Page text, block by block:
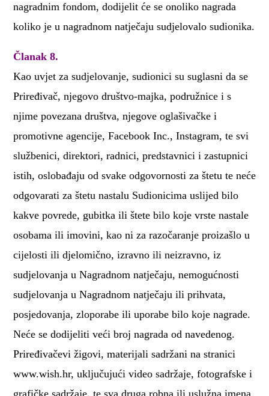
nagradnim fondom, dodijelit će se onoliko nagrada
koliko je u nagradnom natječaju sudjelovalo sudionika.
Članak 8.
Kao uvjet za sudjelovanje, sudionici su suglasni da se
Priređivač, njegovo društvo-majka, podružnice i s
njime povezana društva, njegove oglašivačke i
promotivne agencije, Facebook Inc., Instagram, te svi
službenici, direktori, radnici, predstavnici i zastupnici
istih, oslobađaju od svake odgovornosti za štetu te neće
odgovarati za štetu nastalu Sudionicima uslijed bilo
kakve povrede, gubitka ili štete bilo koje vrste nastale
osobama ili imovini, kao ni za razočaranje proizašlo u
cijelosti ili djelomično, izravno ili neizravno, iz
sudjelovanja u Nagradnom natječaju, nemogućnosti
sudjelovanja u Nagradnom natječaju ili prihvata,
posjedovanja, zloporabe ili uporabe bilo koje nagrade.
Neće se dodijeliti veći broj nagrada od navedenog.
Priređivačevi žigovi, materijali sadržani na stranici
www.wish.hr, uključujući video sadržaje, fotografske i
grafičke sadržaje, te sva druga robna ili uslužna imena